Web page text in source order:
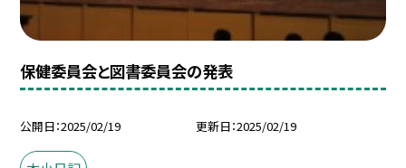
保健委員会と図書委員会の発表
公開日 2025/02/19 更新日 2025/02/19